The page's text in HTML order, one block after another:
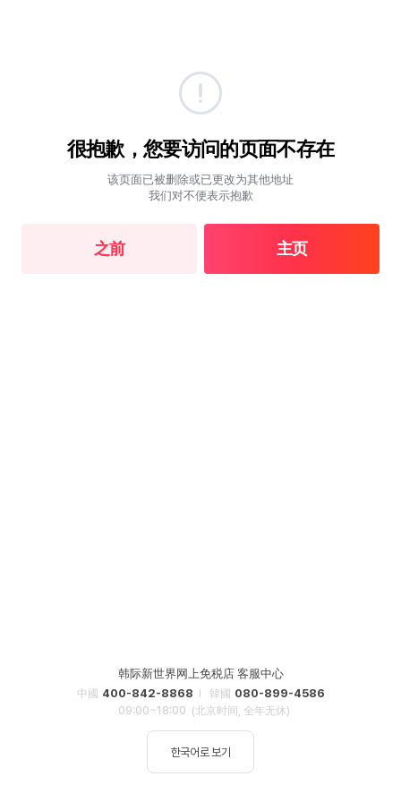
很抱歉，您要访问的页面不存在
该页面已被删除或已更改为其他地址
我们对不便表示抱歉
之前 主页
韩际新世界网上免税店 客服中心
中國 400-842-8868 韓國 080-899-4586
09:00~18:00 (北京时间, 全年无休)
한국어로 보기